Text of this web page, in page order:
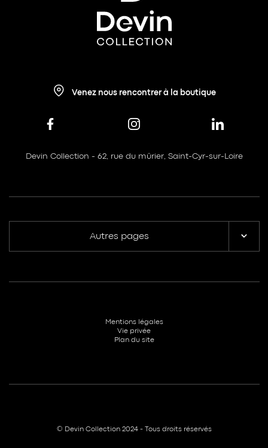
Venez nous rencontrer à la boutique
Devin Collection - 62, rue du mûrier, Saint-Cyr-sur-Loire
Autres pages
© Devin Collection 2024 - Tous droits réservés
Mentions légales
Vie privée
Plan du site